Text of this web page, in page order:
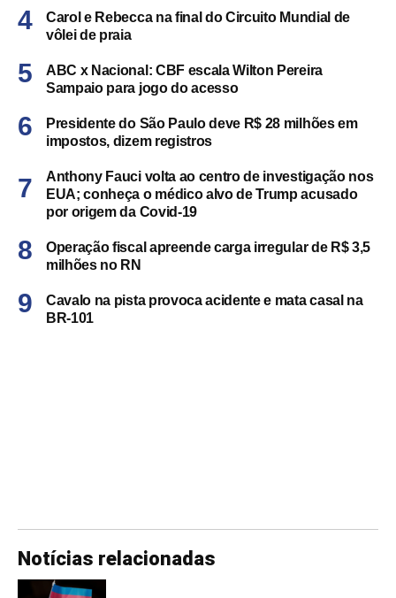
Carol e Rebecca na final do Circuito Mundial de
vôlei de praia
ABC x Nacional: CBF escala Wilton Pereira
Sampaio para jogo do acesso
Presidente do São Paulo deve R$ 28 milhões em
impostos, dizem registros
Anthony Fauci volta ao centro de investigação nos
EUA; conheça o médico alvo de Trump acusado
por origem da Covid-19
Operação fiscal apreende carga irregular de R$ 3,5
milhões no RN
Cavalo na pista provoca acidente e mata casal na
BR-101
Notícias relacionadas